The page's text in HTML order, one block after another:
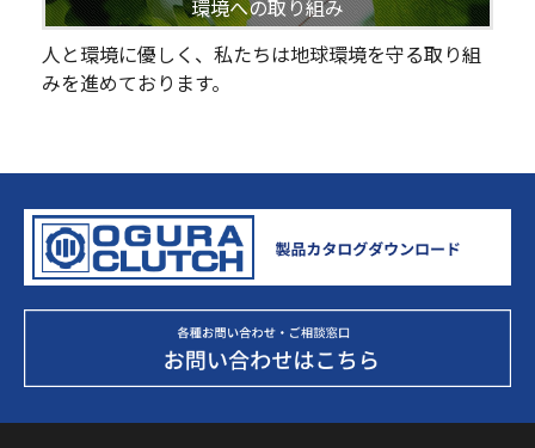
環境への取り組み
人と環境に優しく、私たちは地球環境を守る取り組
みを進めております。